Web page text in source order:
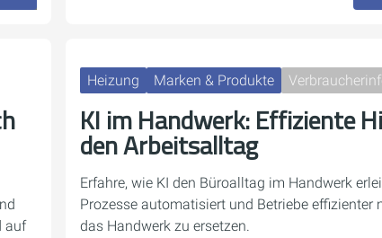
auf
Heizung Marken & Produkte
KI im Handwerk: Effiziente
den Arbeitsalltag
Erfahre, wie KI den Büroalltag im Handwerk
Prozesse automatisiert und Betriebe effizienter
das Handwerk zu ersetzen.